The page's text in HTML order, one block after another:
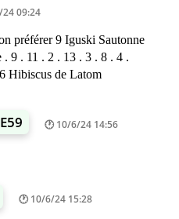
09:24
préférer 9 Iguski Sautonne
. 9 . 11 . 2 . 13 . 3 . 8 . 4 .
Hibiscus de Latom
10/6/24 14:56
10/6/24 15:28